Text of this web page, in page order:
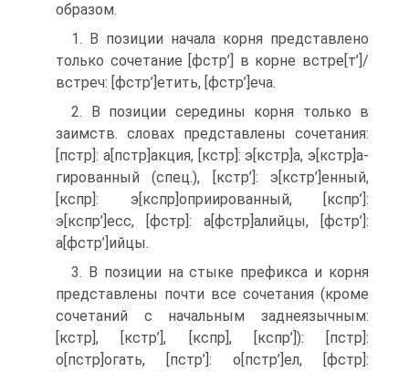
образом.
1. В позиции начала корня представлено
только сочетание [фстр’] в корне встре[т’]­/
встреч­: [фстр’]етить, [фстр’]еча.
2. В позиции середины корня только в
заимств. словах представлены сочетания:
[пстр]: а[пстр]акция, [кстр]: э[кстр]а, э[кстр]а-
гированный (спец.), [кстр’]: э[кстр’]енный,
[кспр]: э[кспр]оприированный, [кспр’]:
э[кспр’]есс, [фстр]: а[фстр]алийцы, [фстр’]:
а[фстр’]ийцы.
3. В позиции на стыке префикса и корня
представлены почти все сочетания (кроме
сочетаний с начальным заднеязычным:
[кстр], [кстр’], [кспр], [кспр’]): [пстр]:
о[пстр]огать, [пстр’]: о[пстр’]ел, [фстр]: